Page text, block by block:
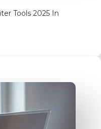
Tools 2025 In